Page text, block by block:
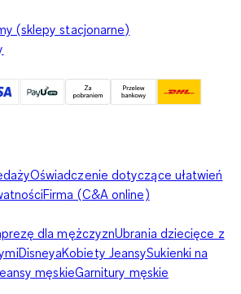
(sklepy stacjonarne)
Oświadczenie dotyczące ułatwień
Firma (C&A online)
dla mężczyznUbrania dziecięce z
DisneyaKobiety JeansySukienki na
męskieGarnitury męskie